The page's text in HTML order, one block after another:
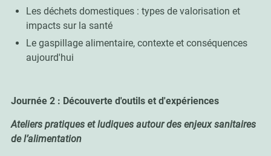
Les déchets domestiques : types de valorisation et
impacts sur la santé
Le gaspillage alimentaire, contexte et conséquences
aujourd'hui
Journée 2 : Découverte d'outils et d'expériences
Ateliers pratiques et ludiques autour des enjeux sanitaires
de l’alimentation